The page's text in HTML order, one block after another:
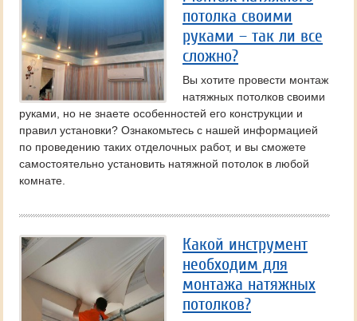
потолка своими
руками – так ли все
сложно?
Вы хотите провести монтаж
натяжных потолков своими
руками, но не знаете особенностей его конструкции и
правил установки? Ознакомьтесь с нашей информацией
по проведению таких отделочных работ, и вы сможете
самостоятельно установить натяжной потолок в любой
комнате.
Какой инструмент
необходим для
монтажа натяжных
потолков?